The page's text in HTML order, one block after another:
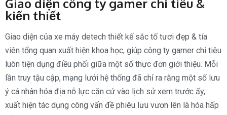
Giao diện công ty gamer chi tiêu &
kiến thiết
Giao diện của xe máy detech thiết kế sắc tố tươi đẹp & tía
viên tổng quan xuất hiện khoa học, giúp công ty gamer chi tiêu
luôn tiện dụng điều phối giữa một số thực đơn giới thiệu. Mỗi
lần truy tậu cập, mạng lưới hệ thống đã chỉ ra rằng một số lưu
ý cá nhân hóa địa nỗ lực căn cứ vào lịch sử xem trước ấy,
xuất hiện tác dụng công vấn đề phiêu lưu vươn lên là hóa hấp